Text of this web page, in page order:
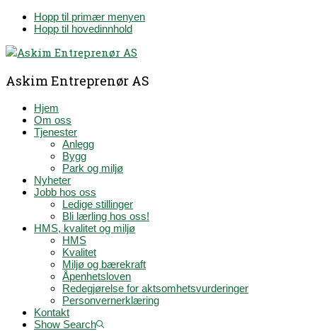
Hopp til primær menyen
Hopp til hovedinnhold
Askim Entreprenør AS
Hjem
Om oss
Tjenester
Anlegg
Bygg
Park og miljø
Nyheter
Jobb hos oss
Ledige stillinger
Bli lærling hos oss!
HMS, kvalitet og miljø
HMS
Kvalitet
Miljø og bærekraft
Åpenhetsloven
Redegjørelse for aktsomhetsvurderinger
Personvernerklæring
Kontakt
Show Search